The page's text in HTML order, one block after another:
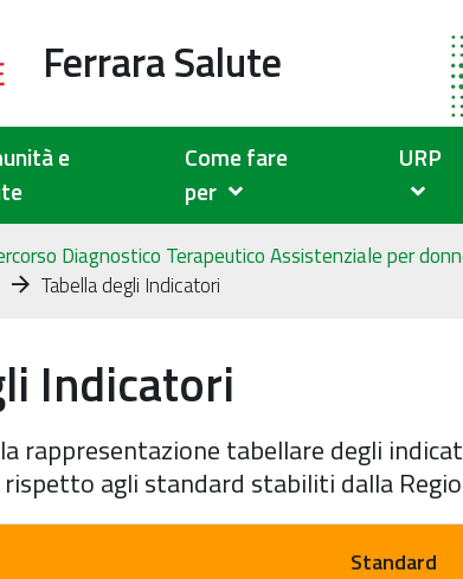
Ferrara Salute
e
Come fare
per
URP
Diagnostico Terapeutico Assistenziale per
Tabella degli Indicatori
Indicatori
rappresentazione tabellare degli
agli standard stabiliti dalla
Standard